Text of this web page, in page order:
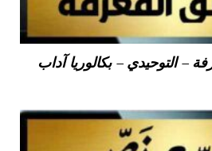
– التوحيدي – بكالوريا آداب